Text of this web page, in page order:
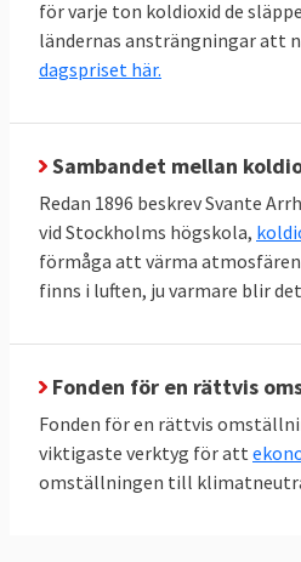
för varje ton koldioxid de
ländernas ansträngningar att
dagspriset här.
Sambandet mellan
Redan 1896 beskrev Svante
vid Stockholms högskola,
förmåga att värma
finns i luften, ju varmare blir det
Fonden för en rättvis
Fonden för en rättvis
viktigaste verktyg för att
omställningen till